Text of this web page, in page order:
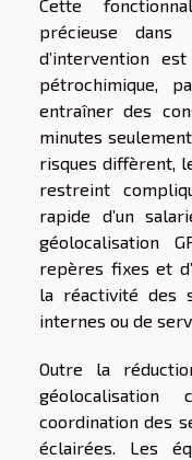
Cette
précieuse
d’intervention
pétrochimique,
entraîner des
minutes
risques diffèrent,
restreint
rapide d’un
géolocalisation
repères fixes et
la réactivité des
internes ou de
Outre la
coordination des
éclairées. Les